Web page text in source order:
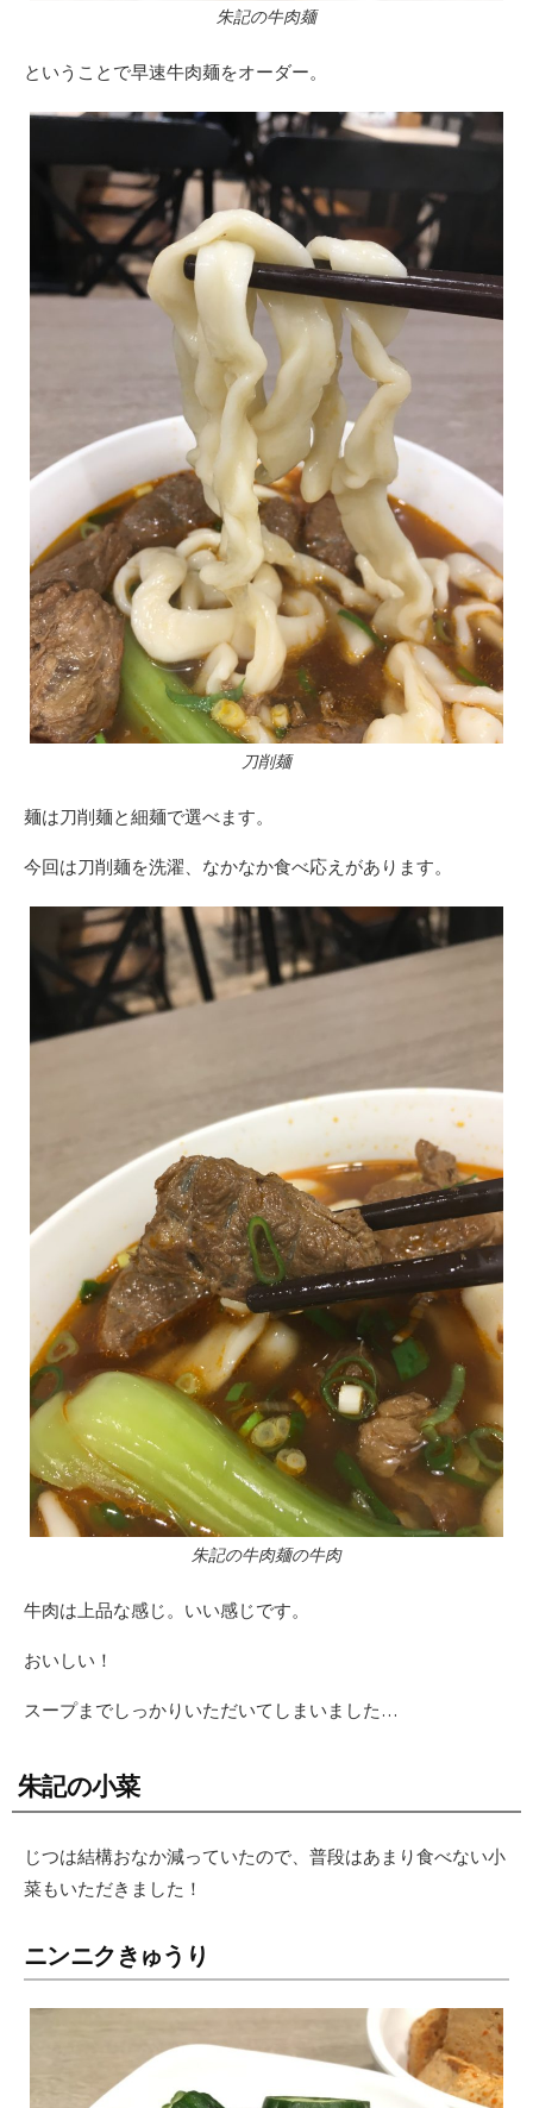
朱記の牛肉麺
ということで早速牛肉麺をオーダー。
刀削麺
麺は刀削麺と細麺で選べます。
今回は刀削麺を洗濯、なかなか食べ応えがあります。
朱記の牛肉麺の牛肉
牛肉は上品な感じ。いい感じです。
おいしい！
スープまでしっかりいただいてしまいました…
朱記の小菜
じつは結構おなか減っていたので、普段はあまり食べない小
菜もいただきました！
ニンニクきゅうり